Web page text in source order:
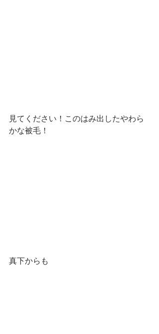
見てください！このはみ出したやわら
かな被毛！
真下からも